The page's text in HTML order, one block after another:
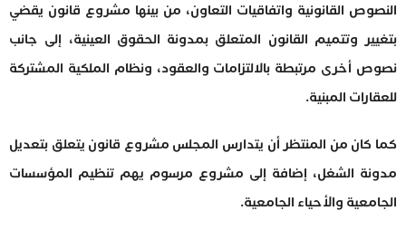
النصوص القانونية واتفاقيات التعاون، من بينها مشروع قانون يقضي
بتغيير وتتميم القانون المتعلق بمدونة الحقوق العينية، إلى جانب
نصوص أخرى مرتبطة بالالتزامات والعقود، ونظام الملكية المشتركة
للعقارات المبنية.
كما كان من المنتظر أن يتدارس المجلس مشروع قانون يتعلق بتعديل
مدونة الشغل، إضافة إلى مشروع مرسوم يهم تنظيم المؤسسات
الجامعية والأحياء الجامعية.